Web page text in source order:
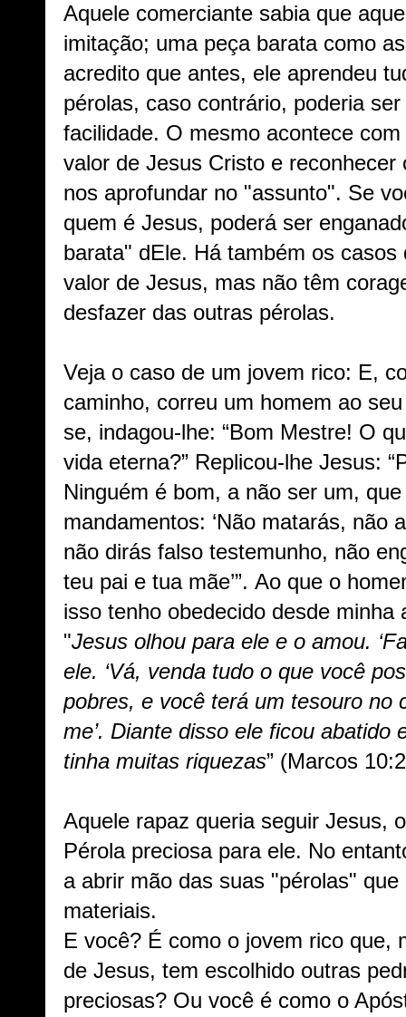
Aquele comerciante sabia que
imitação; uma peça barata como
acredito que antes, ele aprendeu
pérolas, caso contrário, poderia
facilidade. O mesmo acontece
valor de Jesus Cristo e reconhecer
nos aprofundar no "assunto". Se
quem é Jesus, poderá ser
barata" dEle. Há também os
valor de Jesus, mas não têm
desfazer das outras pérolas.
Veja o caso de um jovem rico: E,
caminho, correu um homem ao
se, indagou-lhe: “Bom Mestre! O
vida eterna?” Replicou-lhe Jesus:
Ninguém é bom, a não ser um,
mandamentos: ‘Não matarás, não
não dirás falso testemunho, não
teu pai e tua mãe’”. Ao que o
isso tenho obedecido desde minha
"Jesus olhou para ele e o amou.
ele. ‘Vá, venda tudo o que você
pobres, e você terá um tesouro no
me’. Diante disso ele ficou abatido
tinha muitas riquezas” (Marcos
Aquele rapaz queria seguir Jesus,
Pérola preciosa para ele. No
a abrir mão das suas "pérolas"
materiais.
E você? É como o jovem rico que,
de Jesus, tem escolhido outras
preciosas? Ou você é como o